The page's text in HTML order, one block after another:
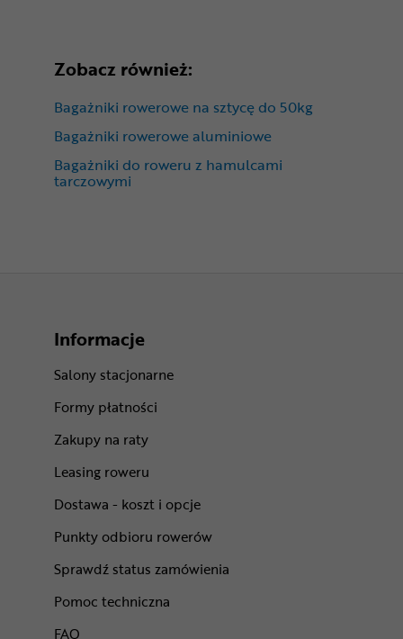
Zobacz również:
Bagażniki rowerowe na sztycę do 50kg
Bagażniki rowerowe aluminiowe
Bagażniki do roweru z hamulcami
tarczowymi
Informacje
Salony stacjonarne
Formy płatności
Zakupy na raty
Leasing roweru
Dostawa - koszt i opcje
Punkty odbioru rowerów
Sprawdź status zamówienia
Pomoc techniczna
FAQ